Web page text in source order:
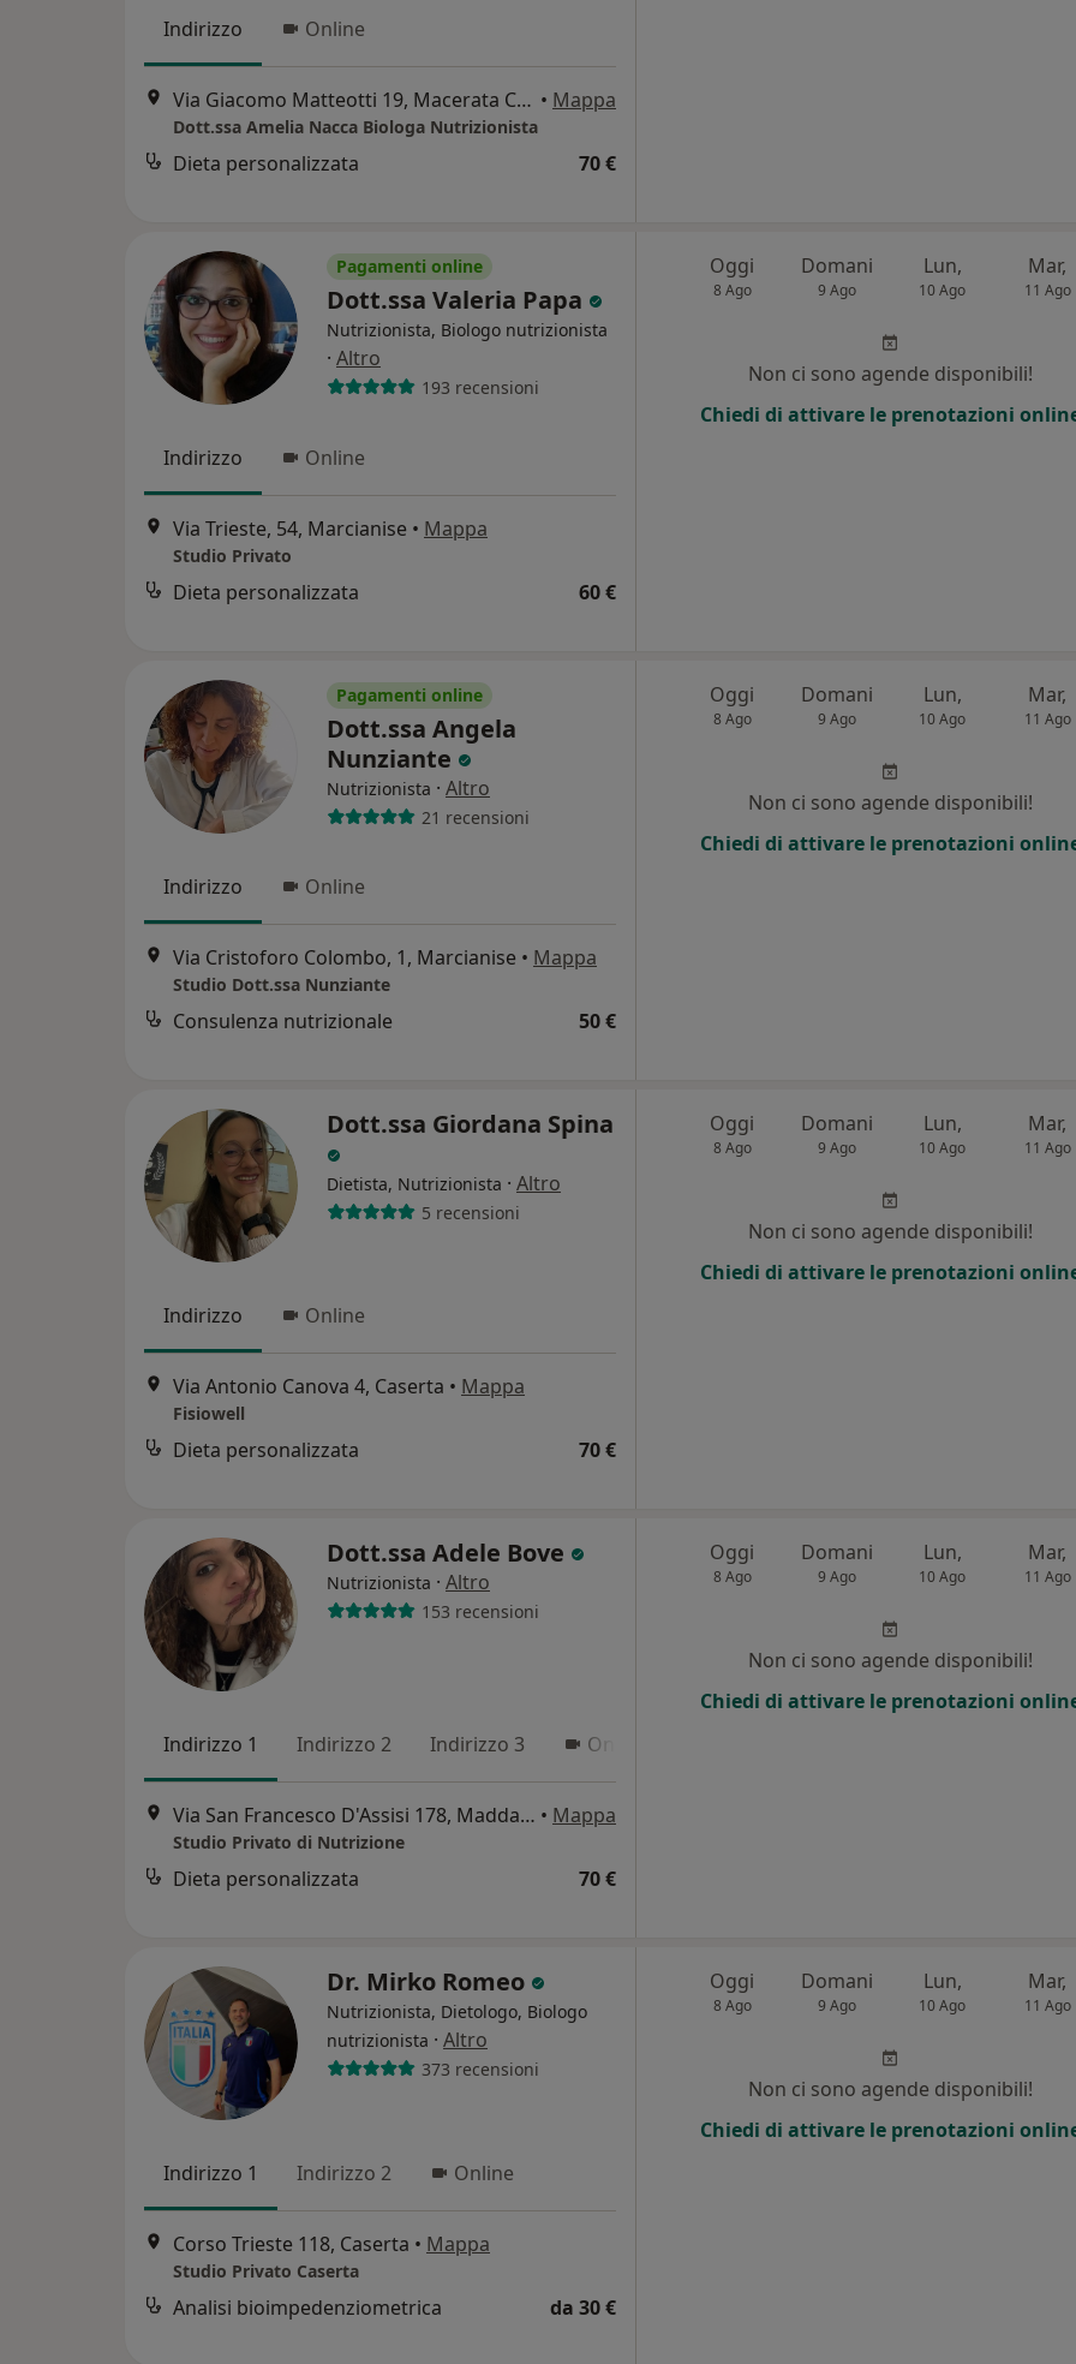
Indirizzo Online
Via Giacomo Matteotti 19, Macerata Campania • Mappa
Dott.ssa Amelia Nacca Biologa Nutrizionista
Dieta personalizzata 70 €
Pagamenti online
Dott.ssa Valeria Papa
Nutrizionista, Biologo nutrizionista
· Altro
193 recensioni
Indirizzo Online
Via Trieste, 54, Marcianise • Mappa
Studio Privato
Dieta personalizzata 60 €
Oggi
8 Ago
Domani
9 Ago
Lun,
10 Ago
Mar,
11 Ago
Non ci sono agende disponibili!
Chiedi di attivare le prenotazioni
Pagamenti online
Dott.ssa Angela
Nunziante
Nutrizionista · Altro
21 recensioni
Indirizzo Online
Via Cristoforo Colombo, 1, Marcianise • Mappa
Studio Dott.ssa Nunziante
Consulenza nutrizionale 50 €
Oggi
8 Ago
Domani
9 Ago
Lun,
10 Ago
Mar,
11 Ago
Non ci sono agende disponibili!
Chiedi di attivare le prenotazioni
Dott.ssa Giordana Spina
Dietista, Nutrizionista · Altro
5 recensioni
Indirizzo Online
Via Antonio Canova 4, Caserta • Mappa
Fisiowell
Dieta personalizzata 70 €
Oggi
8 Ago
Domani
9 Ago
Lun,
10 Ago
Mar,
11 Ago
Non ci sono agende disponibili!
Chiedi di attivare le prenotazioni
Dott.ssa Adele Bove
Nutrizionista · Altro
153 recensioni
Indirizzo 1 Indirizzo 2 Indirizzo 3 Online
Via San Francesco D'Assisi 178, Maddaloni • Mappa
Studio Privato di Nutrizione
Dieta personalizzata 70 €
Oggi
8 Ago
Domani
9 Ago
Lun,
10 Ago
Mar,
11 Ago
Non ci sono agende disponibili!
Chiedi di attivare le prenotazioni
Dr. Mirko Romeo
Nutrizionista, Dietologo, Biologo
nutrizionista · Altro
373 recensioni
Indirizzo 1 Indirizzo 2 Online
Corso Trieste 118, Caserta • Mappa
Studio Privato Caserta
Analisi bioimpedenziometrica da 30 €
Oggi
8 Ago
Domani
9 Ago
Lun,
10 Ago
Mar,
11 Ago
Non ci sono agende disponibili!
Chiedi di attivare le prenotazioni